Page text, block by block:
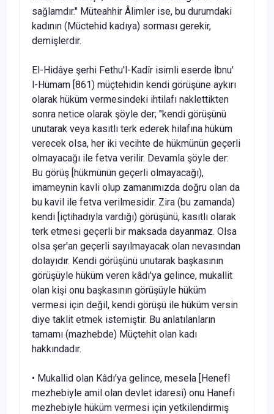
sağlamdır." Müteahhir Âlimler ise, bu durumdaki
kadının (Müctehid kadıya) sor­ması gerekir,
demişlerdir.
El-Hidâye şerhi Fethu'l-Kadîr isimli eserde İbnu'
l-Hümam [861) müçtehidin kendi görüşüne aykırı
olarak hüküm vermesindeki ihtilafı naklettikten
sonra netice olarak şöyle der; "kendi görüşünü
unutarak veya kasıtlı terk ederek hilafına hüküm
verecek olsa, her iki vecihte de hükmünün geçerli
olmayacağı ile fetva verilir. Devamla şöyle der:
Bu görüş [hükmünün geçerli olmayacağı),
imameynin kavli olup zamanı­mızda doğru olan da
bu kavil ile fetva verilmesidir. Zira (bu zamanda)
kendi [içtihadıyla vardığı) görüşünü, kasıtlı olarak
terk etmesi geçerli bir maksada dayanmaz. Olsa
olsa şer'an geçerli sayılmayacak olan ne­vasından
dolayıdır. Kendi görüşünü unutarak başkasının
görüşüyle hüküm veren kâdı'ya gelince, mukallit
olan kişi onu başkasının görü­şüyle hüküm
vermesi için değil, kendi görüşü ile hüküm versin
diye taklit etmek istemiştir. Bu anlatılanların
tamamı (mazhebde) Müçte­hit olan kadı
hakkındadır.
• Mukallid olan Kâdı'ya gelince, mesela [Henefî
mezhebiyle amil olan devlet idaresi) onu Hanefi
mezhebiyle hüküm vermesi için yetki­lendirmiş